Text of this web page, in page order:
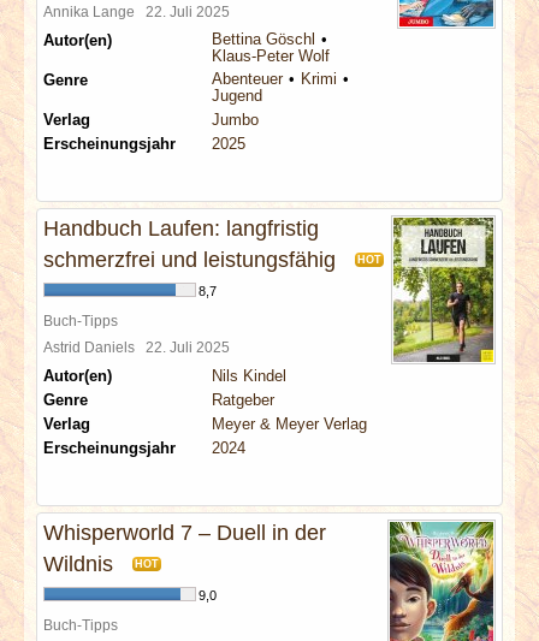
Annika Lange 22. Juli 2025
Autor(en)
Bettina Göschl
Klaus-Peter Wolf
Genre
Abenteuer
Krimi
Jugend
Verlag
Jumbo
Erscheinungsjahr
2025
Handbuch Laufen: langfristig
schmerzfrei und leistungsfähig
HOT
8,7
Buch-Tipps
Astrid Daniels 22. Juli 2025
Autor(en)
Nils Kindel
Genre
Ratgeber
Verlag
Meyer & Meyer Verlag
Erscheinungsjahr
2024
Whisperworld 7 – Duell in der
Wildnis
HOT
9,0
Buch-Tipps